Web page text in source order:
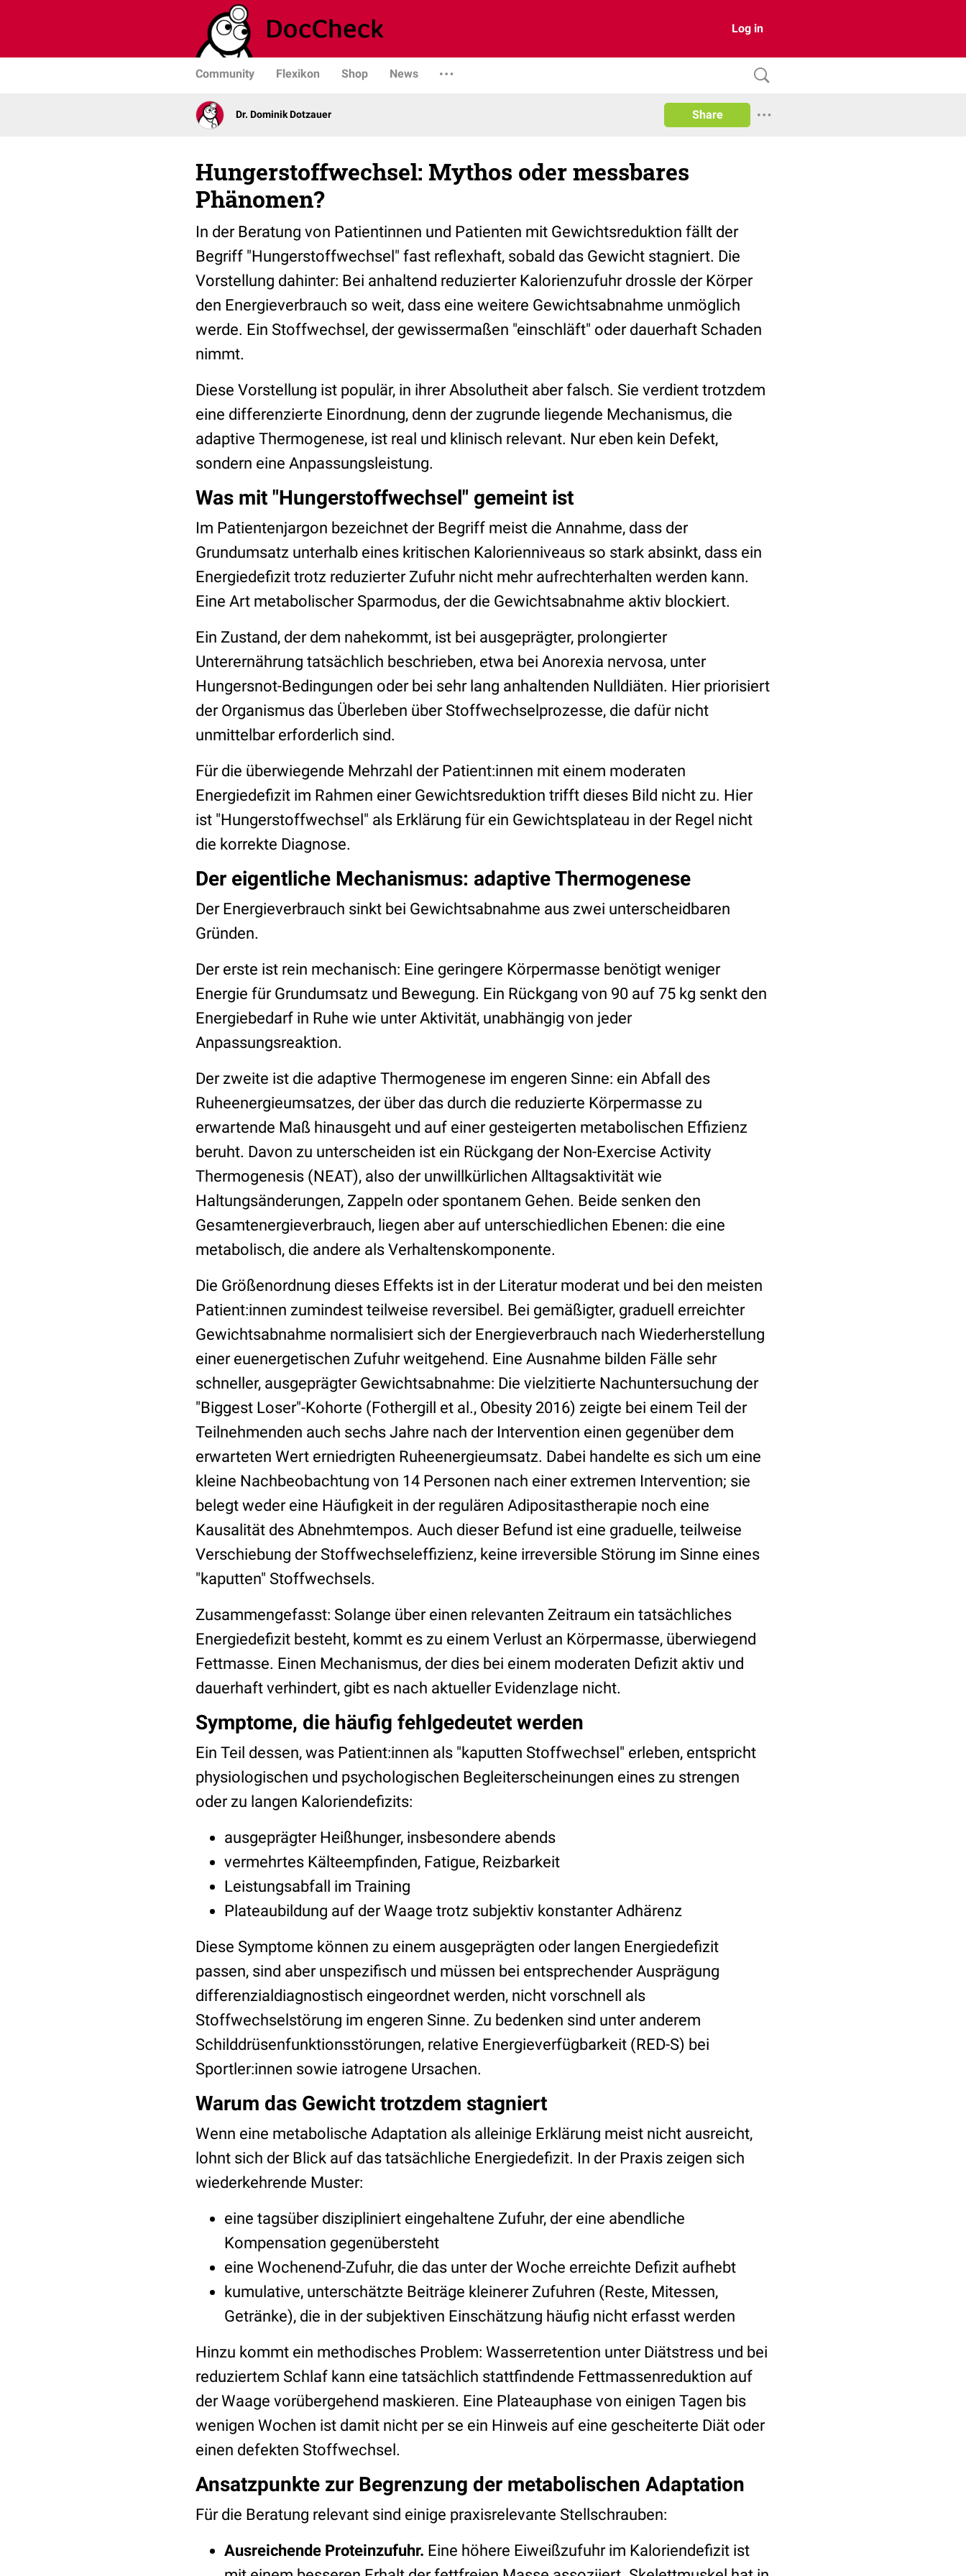
Log in
Community Flexikon Shop News
Dr. Dominik Dotzauer Share
Hungerstoffwechsel: Mythos oder messbares
Phänomen?
In der Beratung von Patientinnen und Patienten mit Gewichtsreduktion fällt der
Begriff "Hungerstoffwechsel" fast reflexhaft, sobald das Gewicht stagniert. Die
Vorstellung dahinter: Bei anhaltend reduzierter Kalorienzufuhr drossle der Körper
den Energieverbrauch so weit, dass eine weitere Gewichtsabnahme unmöglich
werde. Ein Stoffwechsel, der gewissermaßen "einschläft" oder dauerhaft Schaden
nimmt.
Diese Vorstellung ist populär, in ihrer Absolutheit aber falsch. Sie verdient trotzdem
eine differenzierte Einordnung, denn der zugrunde liegende Mechanismus, die
adaptive Thermogenese, ist real und klinisch relevant. Nur eben kein Defekt,
sondern eine Anpassungsleistung.
Was mit "Hungerstoffwechsel" gemeint ist
Im Patientenjargon bezeichnet der Begriff meist die Annahme, dass der
Grundumsatz unterhalb eines kritischen Kalorienniveaus so stark absinkt, dass ein
Energiedefizit trotz reduzierter Zufuhr nicht mehr aufrechterhalten werden kann.
Eine Art metabolischer Sparmodus, der die Gewichtsabnahme aktiv blockiert.
Ein Zustand, der dem nahekommt, ist bei ausgeprägter, prolongierter
Unterernährung tatsächlich beschrieben, etwa bei Anorexia nervosa, unter
Hungersnot-Bedingungen oder bei sehr lang anhaltenden Nulldiäten. Hier priorisiert
der Organismus das Überleben über Stoffwechselprozesse, die dafür nicht
unmittelbar erforderlich sind.
Für die überwiegende Mehrzahl der Patient:innen mit einem moderaten
Energiedefizit im Rahmen einer Gewichtsreduktion trifft dieses Bild nicht zu. Hier
ist "Hungerstoffwechsel" als Erklärung für ein Gewichtsplateau in der Regel nicht
die korrekte Diagnose.
Der eigentliche Mechanismus: adaptive Thermogenese
Der Energieverbrauch sinkt bei Gewichtsabnahme aus zwei unterscheidbaren
Gründen.
Der erste ist rein mechanisch: Eine geringere Körpermasse benötigt weniger
Energie für Grundumsatz und Bewegung. Ein Rückgang von 90 auf 75 kg senkt den
Energiebedarf in Ruhe wie unter Aktivität, unabhängig von jeder
Anpassungsreaktion.
Der zweite ist die adaptive Thermogenese im engeren Sinne: ein Abfall des
Ruheenergieumsatzes, der über das durch die reduzierte Körpermasse zu
erwartende Maß hinausgeht und auf einer gesteigerten metabolischen Effizienz
beruht. Davon zu unterscheiden ist ein Rückgang der Non-Exercise Activity
Thermogenesis (NEAT), also der unwillkürlichen Alltagsaktivität wie
Haltungsänderungen, Zappeln oder spontanem Gehen. Beide senken den
Gesamtenergieverbrauch, liegen aber auf unterschiedlichen Ebenen: die eine
metabolisch, die andere als Verhaltenskomponente.
Die Größenordnung dieses Effekts ist in der Literatur moderat und bei den meisten
Patient:innen zumindest teilweise reversibel. Bei gemäßigter, graduell erreichter
Gewichtsabnahme normalisiert sich der Energieverbrauch nach Wiederherstellung
einer euenergetischen Zufuhr weitgehend. Eine Ausnahme bilden Fälle sehr
schneller, ausgeprägter Gewichtsabnahme: Die vielzitierte Nachuntersuchung der
"Biggest Loser"-Kohorte (Fothergill et al., Obesity 2016) zeigte bei einem Teil der
Teilnehmenden auch sechs Jahre nach der Intervention einen gegenüber dem
erwarteten Wert erniedrigten Ruheenergieumsatz. Dabei handelte es sich um eine
kleine Nachbeobachtung von 14 Personen nach einer extremen Intervention; sie
belegt weder eine Häufigkeit in der regulären Adipositastherapie noch eine
Kausalität des Abnehmtempos. Auch dieser Befund ist eine graduelle, teilweise
Verschiebung der Stoffwechseleffizienz, keine irreversible Störung im Sinne eines
"kaputten" Stoffwechsels.
Zusammengefasst: Solange über einen relevanten Zeitraum ein tatsächliches
Energiedefizit besteht, kommt es zu einem Verlust an Körpermasse, überwiegend
Fettmasse. Einen Mechanismus, der dies bei einem moderaten Defizit aktiv und
dauerhaft verhindert, gibt es nach aktueller Evidenzlage nicht.
Symptome, die häufig fehlgedeutet werden
Ein Teil dessen, was Patient:innen als "kaputten Stoffwechsel" erleben, entspricht
physiologischen und psychologischen Begleiterscheinungen eines zu strengen
oder zu langen Kaloriendefizits:
ausgeprägter Heißhunger, insbesondere abends
vermehrtes Kälteempfinden, Fatigue, Reizbarkeit
Leistungsabfall im Training
Plateaubildung auf der Waage trotz subjektiv konstanter Adhärenz
Diese Symptome können zu einem ausgeprägten oder langen Energiedefizit
passen, sind aber unspezifisch und müssen bei entsprechender Ausprägung
differenzialdiagnostisch eingeordnet werden, nicht vorschnell als
Stoffwechselstörung im engeren Sinne. Zu bedenken sind unter anderem
Schilddrüsenfunktionsstörungen, relative Energieverfügbarkeit (RED-S) bei
Sportler:innen sowie iatrogene Ursachen.
Warum das Gewicht trotzdem stagniert
Wenn eine metabolische Adaptation als alleinige Erklärung meist nicht ausreicht,
lohnt sich der Blick auf das tatsächliche Energiedefizit. In der Praxis zeigen sich
wiederkehrende Muster:
eine tagsüber diszipliniert eingehaltene Zufuhr, der eine abendliche
Kompensation gegenübersteht
eine Wochenend-Zufuhr, die das unter der Woche erreichte Defizit aufhebt
kumulative, unterschätzte Beiträge kleinerer Zufuhren (Reste, Mitessen,
Getränke), die in der subjektiven Einschätzung häufig nicht erfasst werden
Hinzu kommt ein methodisches Problem: Wasserretention unter Diätstress und bei
reduziertem Schlaf kann eine tatsächlich stattfindende Fettmassenreduktion auf
der Waage vorübergehend maskieren. Eine Plateauphase von einigen Tagen bis
wenigen Wochen ist damit nicht per se ein Hinweis auf eine gescheiterte Diät oder
einen defekten Stoffwechsel.
Ansatzpunkte zur Begrenzung der metabolischen Adaptation
Für die Beratung relevant sind einige praxisrelevante Stellschrauben:
Ausreichende Proteinzufuhr. Eine höhere Eiweißzufuhr im Kaloriendefizit ist